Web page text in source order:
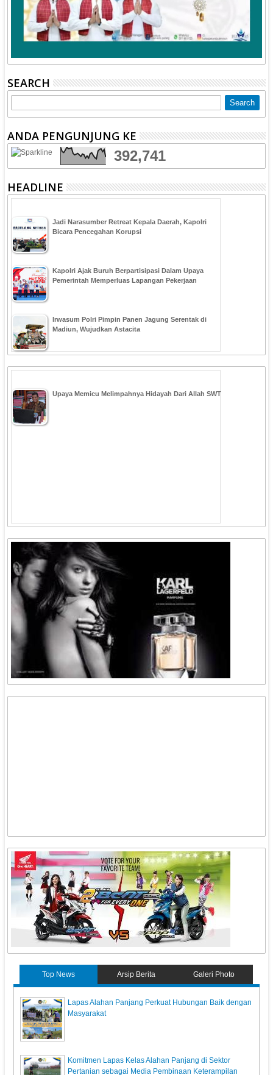
SEARCH
ANDA PENGUNJUNG KE
392,741
HEADLINE
Jadi Narasumber Retreat Kepala Daerah, Kapolri
Bicara Pencegahan Korupsi
Kapolri Ajak Buruh Berpartisipasi Dalam Upaya
Pemerintah Memperluas Lapangan Pekerjaan
Irwasum Polri Pimpin Panen Jagung Serentak di
Madiun, Wujudkan Astacita
Upaya Memicu Melimpahnya Hidayah Dari Allah SWT
Top News Arsip Berita Galeri Photo
Lapas Alahan Panjang Perkuat Hubungan Baik dengan
Masyarakat
Komitmen Lapas Kelas Alahan Panjang di Sektor
Pertanian sebagai Media Pembinaan Keterampilan